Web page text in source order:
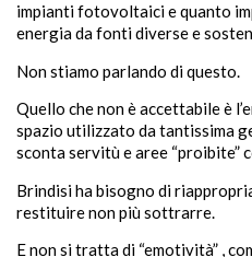
impianti fotovoltaici e quanto
energia da fonti diverse e
Non stiamo parlando di questo.
Quello che non è accettabile è
spazio utilizzato da tantissima
sconta servitù e aree “proibite”
Brindisi ha bisogno di
restituire non più sottrarre.
E non si tratta di “emotività” ,